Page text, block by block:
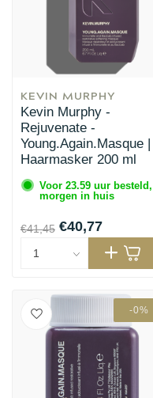
KEVIN MURPHY
Kevin Murphy -
Rejuvenate -
Young.Again.Masque |
Haarmasker 200 ml
Voor 23.59 uur besteld,
morgen in huis
€41,45 €40,77
-0%